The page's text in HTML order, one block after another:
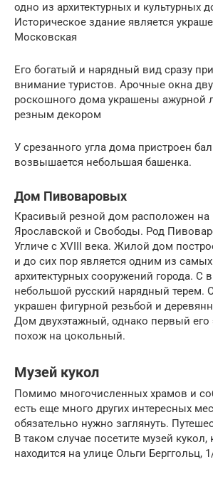
одно из архитектурных и культурных
Историческое здание является
Московская
Его богатый и нарядный вид сразу
внимание туристов. Арочные окна
роскошного дома украшены ажурной
резным декором
У срезанного угла дома пристроен
возвышается небольшая башенка.
Дом Пивоваровых
Красивый резной дом расположен на
Ярославской и Свободы. Род
Угличе с XVIII века. Жилой дом
и до сих пор является одним из
архитектурных сооружений города. С
небольшой русский нарядный терем.
украшен фигурной резьбой и
Дом двухэтажный, однако первый его
похож на цокольный.
Музей кукол
Помимо многочисленных храмов и
есть еще много других интересных
обязательно нужно заглянуть.
В таком случае посетите музей кукол,
находится на улице Ольги Берггольц,